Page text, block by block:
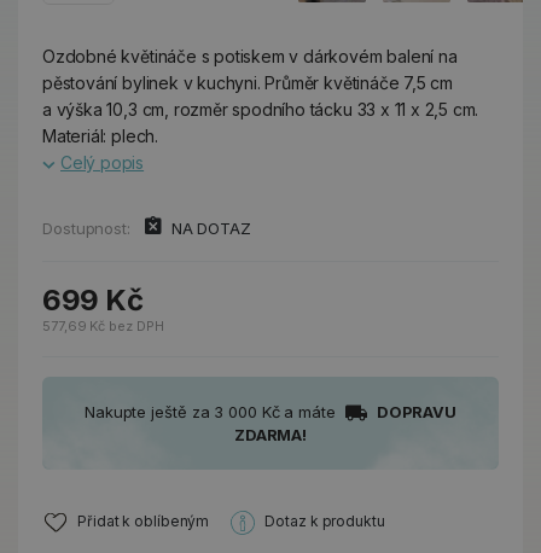
Ozdobné květináče s potiskem v dárkovém balení na
pěstování bylinek v kuchyni. Průměr květináče 7,5 cm
a výška 10,3 cm, rozměr spodního tácku 33 x 11 x 2,5 cm.
Materiál: plech.
Celý popis
Dostupnost: NA DOTAZ
699 Kč
577,69 Kč bez DPH
Nakupte ještě za 3 000 Kč a máte
DOPRAVU
ZDARMA!
Přidat k oblíbeným Dotaz k produktu